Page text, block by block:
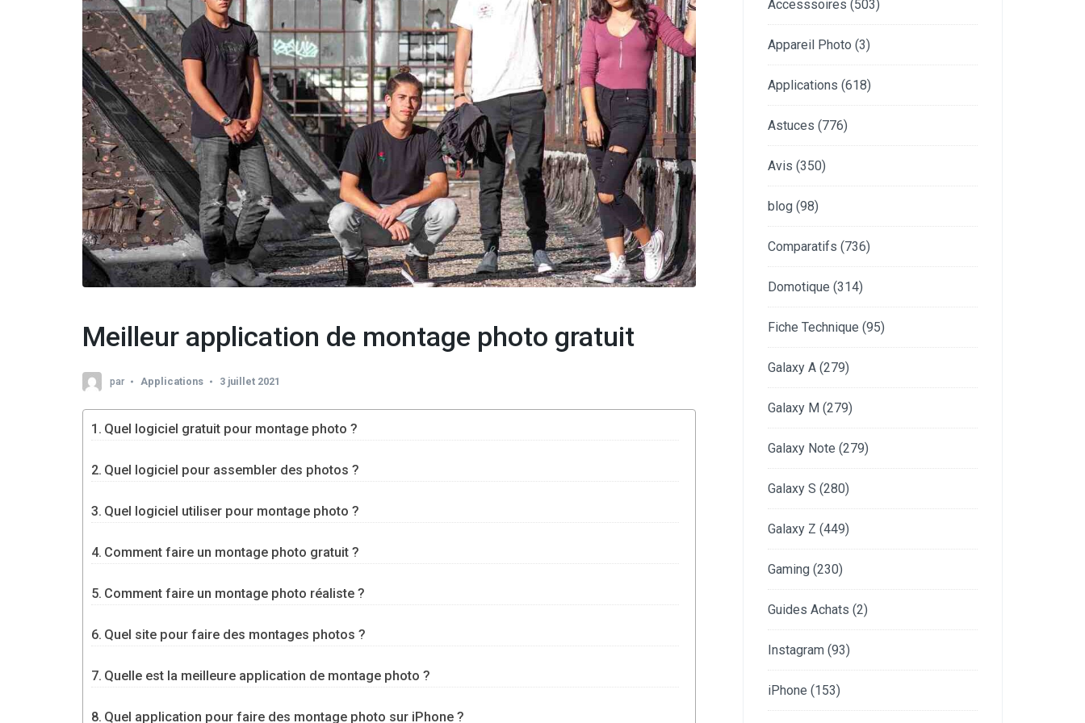
Meilleur application de montage photo gratuit
par Applications 3 juillet 2021
Quel logiciel gratuit pour montage photo ?
Quel logiciel pour assembler des photos ?
Quel logiciel utiliser pour montage photo ?
Comment faire un montage photo gratuit ?
Comment faire un montage photo réaliste ?
Quel site pour faire des montages photos ?
Quelle est la meilleure application de montage photo ?
Quel application pour faire des montage photo sur iPhone ?
Accesssoires (503)
Appareil Photo (3)
Applications (618)
Astuces (776)
Avis (350)
blog (98)
Comparatifs (736)
Domotique (314)
Fiche Technique (95)
Galaxy A (279)
Galaxy M (279)
Galaxy Note (279)
Galaxy S (280)
Galaxy Z (449)
Gaming (230)
Guides Achats (2)
Instagram (93)
iPhone (153)